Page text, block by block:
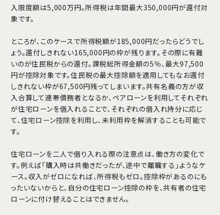
入限度額は5,000万円。所得税は年間最大350,000円が還付対
象です。
ところが、このケースで所得税額が185,000円だったらどうでし
ょう。還付しきれない165,000円の枠が残ります。その際に有難
いのが住民税からの還付。課税総所得金額の5％、最大97,500
円が控除対象です。住民税の最大控除額を適用してもなお還付
しきれない枠が67,500円残ってしまいます。共有名義の方が収
入合算して連帯債務者となるか、ペアローンを利用してそれぞれ
が住宅ローンを借入れることで、それぞれの借入れ持分に応じ
て、住宅ローン控除を利用し、未利用枠を解消することも可能で
す。
住宅ローンを二人で借り入れる際の注意点は、働き方の変化で
す。例えば「購入時は共働きだったが、途中で離職する」ようなケ
ース。収入がゼロになれば、所得税もゼロ。控除枠があるのにも
ったいないからと、自分の住宅ローン控除の枠を、共有者の住宅
ローンに付け替えることはできません。